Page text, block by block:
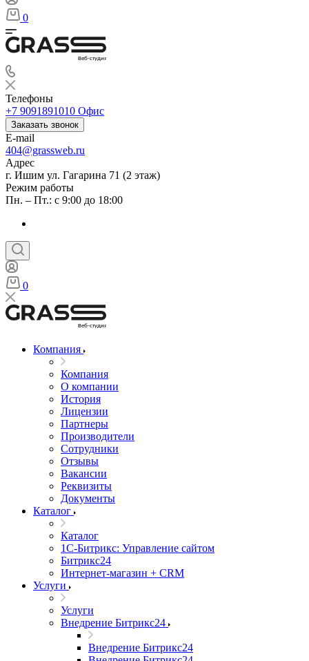
0
Веб-студия
Телефоны
+7 9091891010 Офис
Заказать звонок
E-mail
404@grassweb.ru
Адрес
г. Ишим ул. Гагарина 71 (2 этаж)
Режим работы
Пн. – Пт.: с 9:00 до 18:00
0
Веб-студия
Компания
Компания
О компании
История
Лицензии
Партнеры
Производители
Сотрудники
Отзывы
Вакансии
Реквизиты
Документы
Каталог
Каталог
1С-Битрикс: Управление сайтом
Битрикс24
Интернет-магазин + CRM
Услуги
Услуги
Внедрение Битрикс24
Внедрение Битрикс24